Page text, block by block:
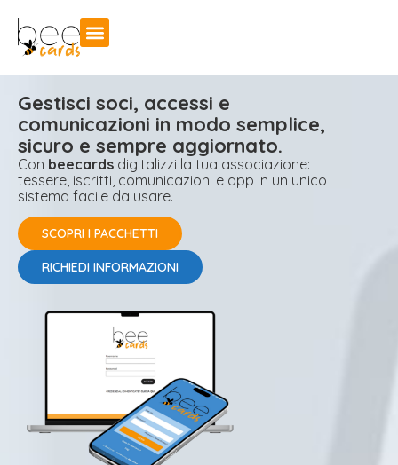
Gestisci soci, accessi e
comunicazioni in modo semplice,
sicuro e sempre aggiornato.
Con beecards digitalizzi la tua associazione:
tessere, iscritti, comunicazioni e app in un unico
sistema facile da usare.
SCOPRI I PACCHETTI
RICHIEDI INFORMAZIONI